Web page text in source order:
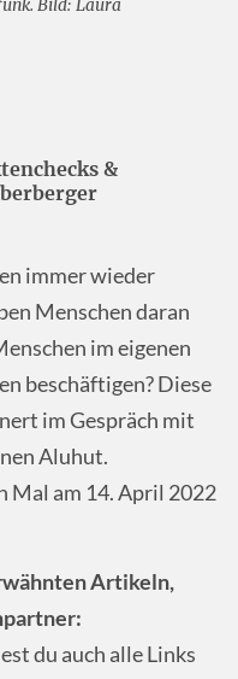
Bild: Laura
&
immer wieder
Menschen daran
im eigenen
beschäftigen? Diese
im Gespräch mit
Aluhut.
Mal am 14. April 2022
Artikeln,
du auch alle Links